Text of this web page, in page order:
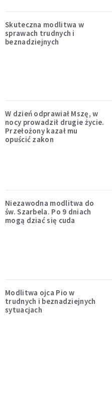
Skuteczna modlitwa w
sprawach trudnych i
beznadziejnych
W dzień odprawiał Mszę, w
nocy prowadził drugie życie.
Przełożony kazał mu
opuścić zakon
Niezawodna modlitwa do
św. Szarbela. Po 9 dniach
mogą dziać się cuda
Modlitwa ojca Pio w
trudnych i beznadziejnych
sytuacjach